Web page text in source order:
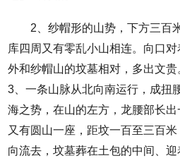
2、纱帽形的山势，下方三百
库四周又有零乱小山相连。向口
外和纱帽山的坟墓相对，多出文贵
3、一条山脉从北向南运行，成扭
海之势，在山的左方，龙腰部长
又有圆山一座，距坟一百至三百
向流去，坟墓葬在土包的中间、